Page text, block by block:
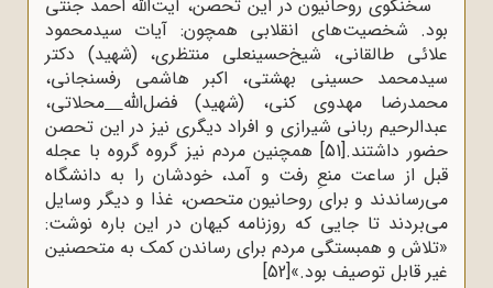
سخنگوی روحانیون در این تحصن، آیت‌الله احمد جنتی
بود. شخصیت‌های انقلابی همچون: آیات سیدمحمود
علائی طالقانی، شیخ‌حسینعلی منتظری، (شهید) دکتر
سیدمحمد حسینی بهشتی، اکبر هاشمی ‌رفسنجانی،
محمدرضا مهدوی کنی، (شهید) فضل‌اللهمحلاتی،
عبدالرحیم ربانی شیرازی و افراد دیگری نیز در این تحصن
حضور داشتند.[51]
همچنین مردم نیز گروه گروه با عجله
قبل از ساعت منعِ رفت و آمد، خودشان را به دانشگاه
می‌رساندند و برای روحانیون متحصن، غذا و دیگر وسایل
می‌بردند تا جایی که روزنامه کیهان در این باره نوشت:
«تلاش و همبستگی مردم برای رساندن کمک به متحصنین
غیر قابل توصیف بود.»[52]